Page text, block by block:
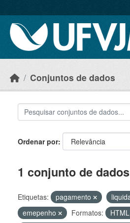
Conjuntos de dados
Ordenar por
1 conjunto de
Etiquetas: pagamento
emepenho
Formatos: HTML